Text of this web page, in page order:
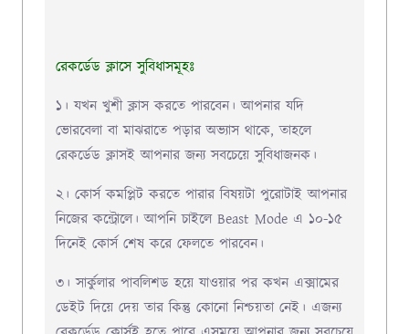
রেকর্ডেড ক্লাসে সুবিধাসমূহঃ
১। যখন খুশী ক্লাস করতে পারবেন। আপনারযদি
ভোরবেলা বা মাঝরাতে পড়ার অভ্যাস থাকে, তাহলে
রেকর্ডেড ক্লাসই আপনার জন্য সবচেয়ে সুবিধাজনক।
২। কোর্স কমপ্লিট করতে পারার বিষয়টা পুরোটাই আপনার
নিজের কন্ট্রোলে। আপনি চাইলে Beast Mode এ ১০-১৫
দিনেই কোর্স শেষ করে ফেলতে পারবেন।
৩।সার্কুলার পাবলিশড হয়ে যাওয়ার পর কখন এক্সামের
ডেইট দিয়ে দেয় তার কিন্তু কোনো নিশ্চয়তা নেই। এজন্য